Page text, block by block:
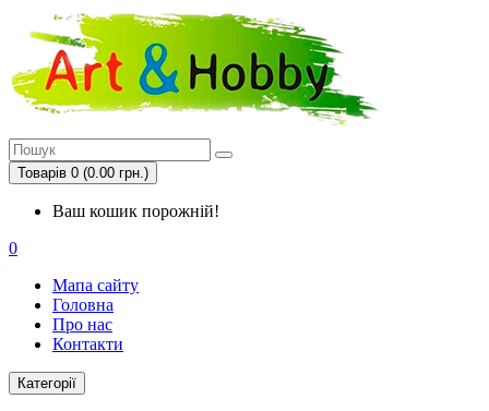
Товарів 0 (0.00 грн.)
Ваш кошик порожній!
0
Мапа сайту
Головна
Про нас
Контакти
Категорії